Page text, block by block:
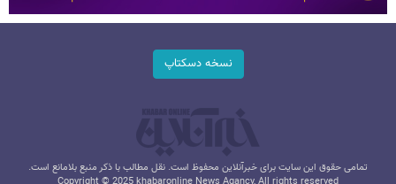
نسخه دسکتاپ
تمامی حقوق این سایت برای خبرآنلاین محفوظ است. نقل مطالب با ذکر منبع بلامانع است.